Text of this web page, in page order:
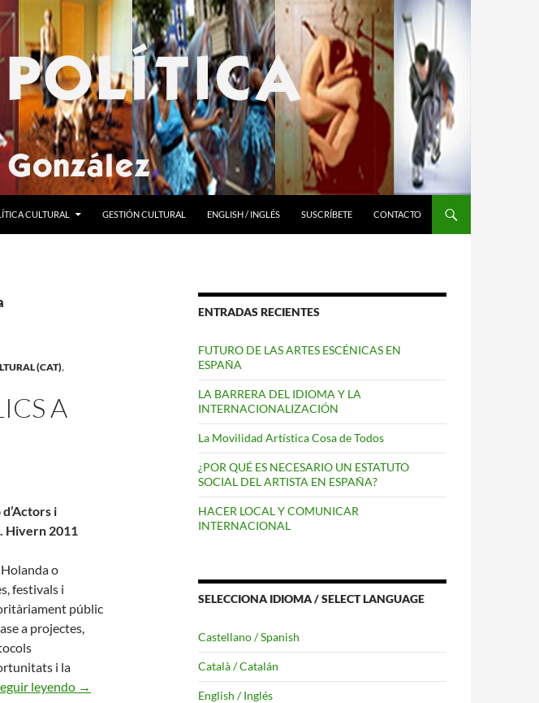
CULTURAL GESTIÓN CULTURAL ENGLISH / INGLÉS SUSCRÍBETE CONTACTO
(CAT),
A
i
Hivern 2011
o
festivals i
públic
a projectes,
i la
leyendo Els concursos públics a Europa
→
ENTRADAS RECIENTES
FUTURO DE LAS ARTES ESCÉNICAS EN
ESPAÑA
LA BARRERA DEL IDIOMA Y LA
INTERNACIONALIZACIÓN
La Movilidad Artística Cosa de Todos
¿POR QUÉ ES NECESARIO UN ESTATUTO
SOCIAL DEL ARTISTA EN ESPAÑA?
HACER LOCAL Y COMUNICAR
INTERNACIONAL
SELECCIONA IDIOMA / SELECT LANGUAGE
Castellano / Spanish
Català / Catalán
English / Inglés